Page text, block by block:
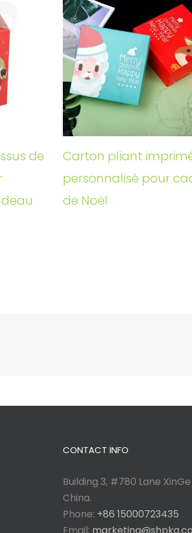
de
Carton pliant
personnalisé pour
de Noël
CONTACT INFO
Building 3, #780 Lane
China.
Phone: +86 15000723435